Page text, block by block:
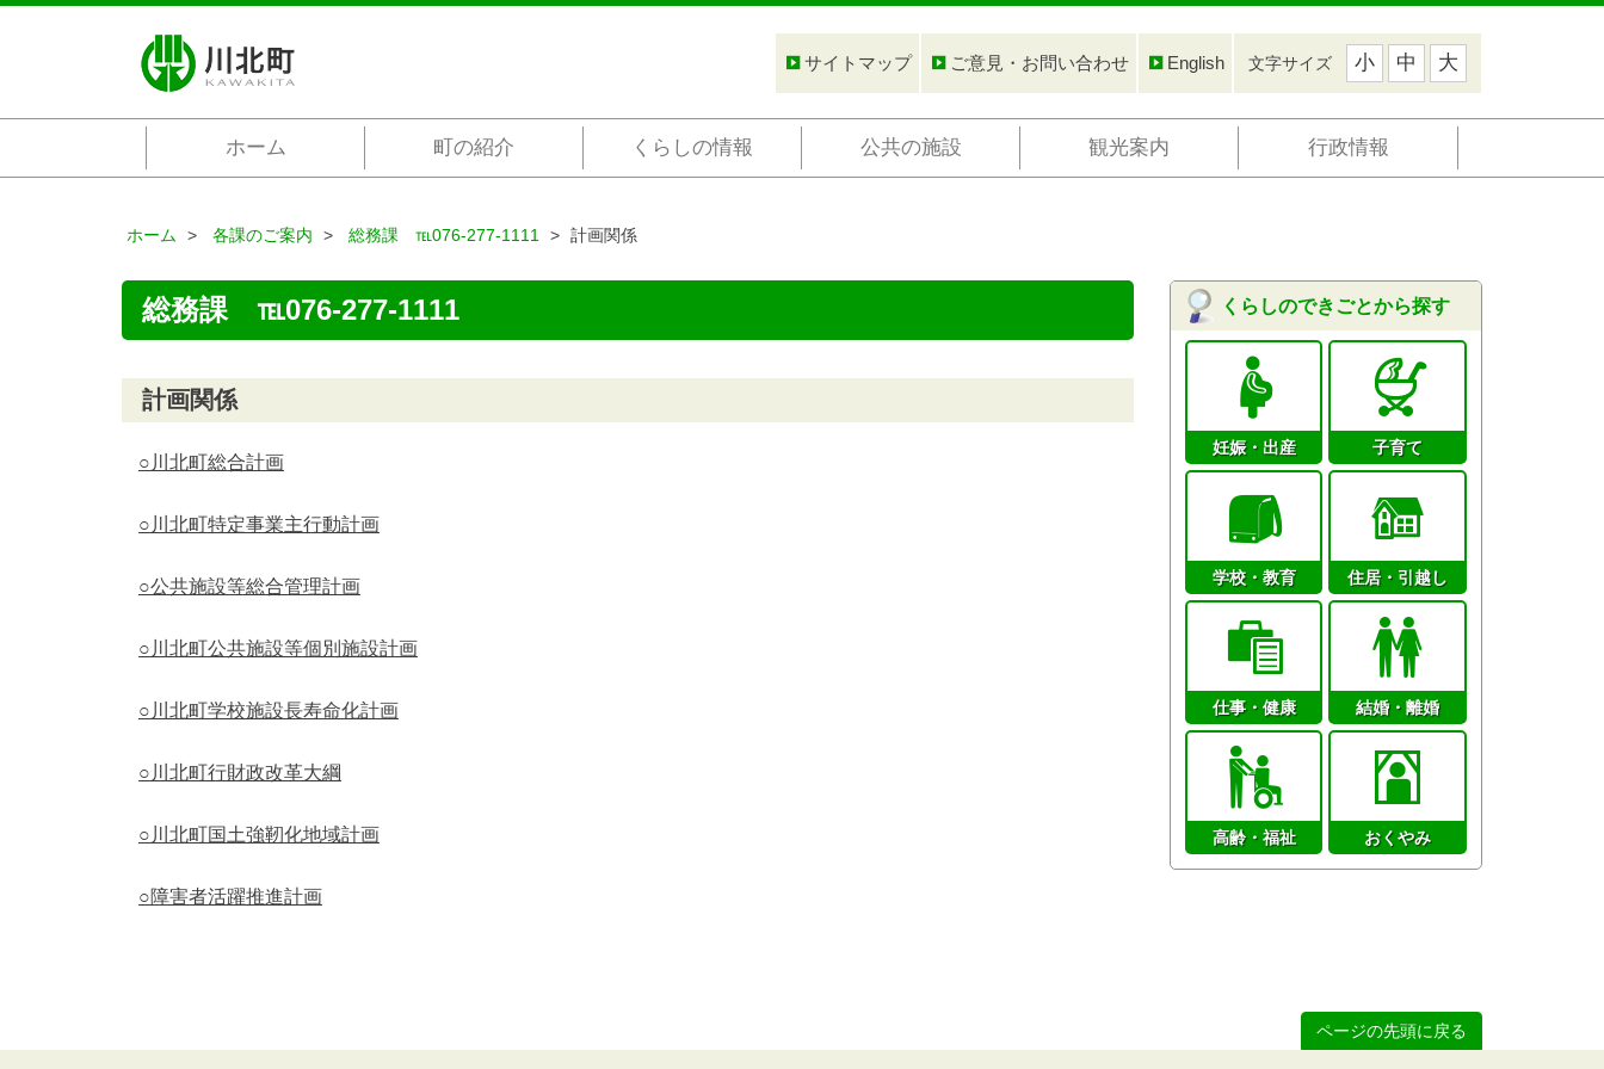
サイトマップ ご意見・お問い合わせ English 文字サイズ 小 中 大
ホーム 町の紹介 くらしの情報 公共の施設 観光案内 行政情報
ホーム 各課のご案内 総務課 ℡076-277-1111 計画関係
総務課 ℡076-277-1111
計画関係
○川北町総合計画
○川北町特定事業主行動計画
○公共施設等総合管理計画
○川北町公共施設等個別施設計画
○川北町学校施設長寿命化計画
○川北町行財政改革大綱
○川北町国土強靭化地域計画
○障害者活躍推進計画
くらしのできごとから探す
妊娠・出産 子育て
学校・教育 住居・引越し
仕事・健康 結婚・離婚
高齢・福祉 おくやみ
ページの先頭に戻る